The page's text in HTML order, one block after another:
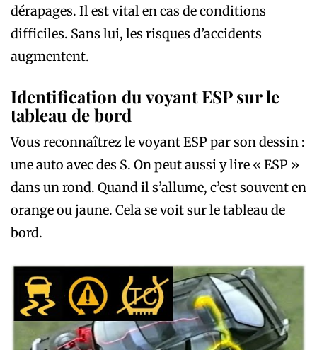
dérapages. Il est vital en cas de conditions
difficiles. Sans lui, les risques d’accidents
augmentent.
Identification du voyant ESP sur le
tableau de bord
Vous reconnaîtrez le voyant ESP par son dessin :
une auto avec des S. On peut aussi y lire « ESP »
dans un rond. Quand il s’allume, c’est souvent en
orange ou jaune. Cela se voit sur le tableau de
bord.